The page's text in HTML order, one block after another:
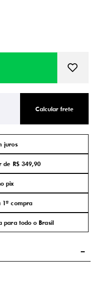
Calcular frete
juros
de R$ 349,90
pix
1ª compra
para todo o Brasil